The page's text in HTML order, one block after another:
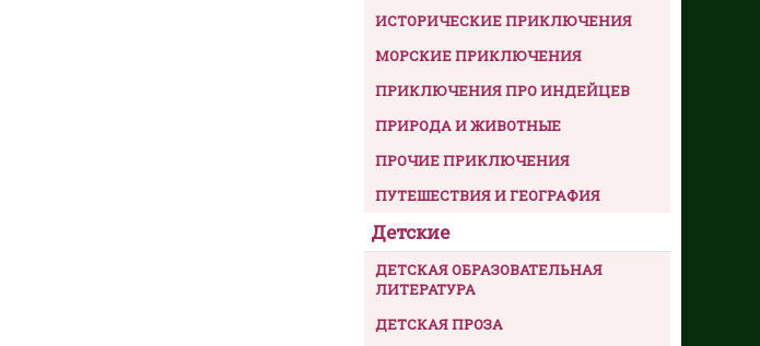
ИСТОРИЧЕСКИЕ ПРИКЛЮЧЕНИЯ
МОРСКИЕ ПРИКЛЮЧЕНИЯ
ПРИКЛЮЧЕНИЯ ПРО ИНДЕЙЦЕВ
ПРИРОДА И ЖИВОТНЫЕ
ПРОЧИЕ ПРИКЛЮЧЕНИЯ
ПУТЕШЕСТВИЯ И ГЕОГРАФИЯ
Детские
ДЕТСКАЯ ОБРАЗОВАТЕЛЬНАЯ
ЛИТЕРАТУРА
ДЕТСКАЯ ПРОЗА